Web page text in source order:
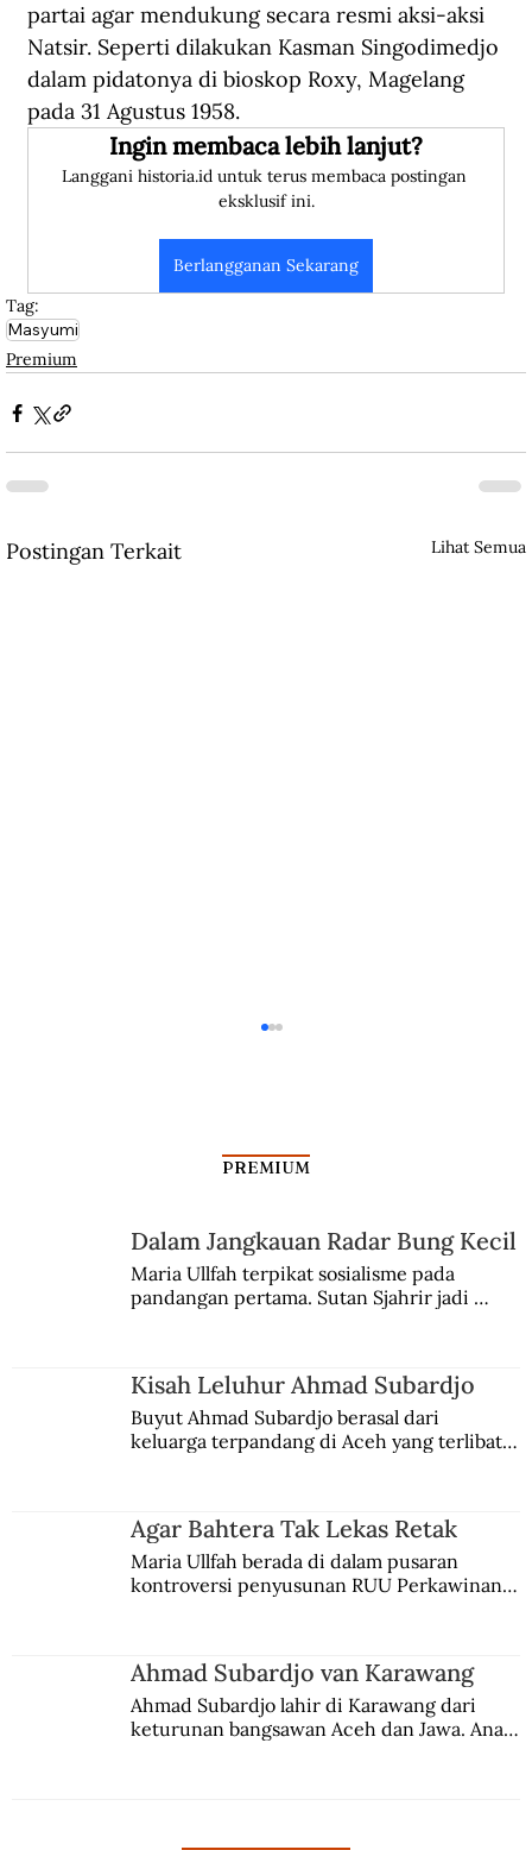
partai agar mendukung secara resmi aksi-aksi
Natsir. Seperti dilakukan Kasman Singodimedjo
dalam pidatonya di bioskop Roxy, Magelang
pada 31 Agustus 1958.
Ingin membaca lebih lanjut?
Langgani historia.id untuk terus membaca postingan
eksklusif ini.
Berlangganan Sekarang
Tag:
Masyumi
Premium
Postingan Terkait Lihat Semua
PREMIUM
Dalam Jangkauan Radar Bung Kecil
Maria Ullfah terpikat sosialisme pada
pandangan pertama. Sutan Sjahrir jadi
Kisah Leluhur Ahmad Subardjo
Buyut Ahmad Subardjo berasal dari
keluarga terpandang di Aceh yang terlibat
Agar Bahtera Tak Lekas Retak
Maria Ullfah berada di dalam pusaran
kontroversi penyusunan RUU Perkawinan.
Ahmad Subardjo van Karawang
Ahmad Subardjo lahir di Karawang dari
keturunan bangsawan Aceh dan Jawa. Anak